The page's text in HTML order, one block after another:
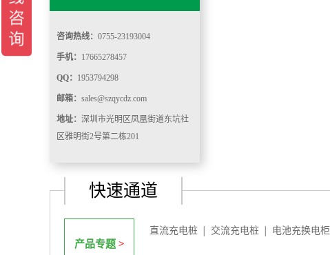
咨询热线： 0755-23193004
手机： 17665278457
QQ： 1953794298
邮箱： sales@szqycdz.com
地址： 深圳市光明区凤凰街道东坑社
区雅明街2号第二栋201
快速通道
产品专题>
直流充电桩 交流充电桩 电池充换电柜